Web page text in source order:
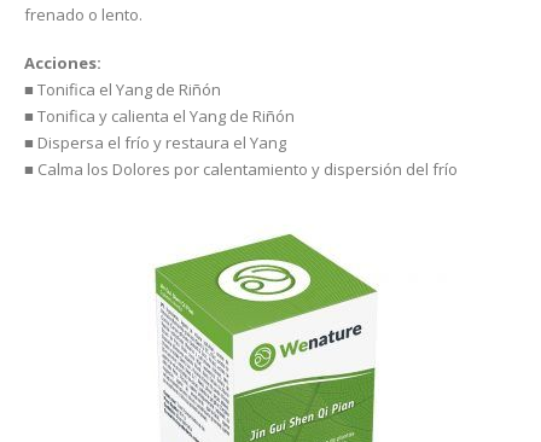
frenado o lento.
Acciones:
■ Tonifica el Yang de Riñón
■ Tonifica y calienta el Yang de Riñón
■ Dispersa el frío y restaura el Yang
■ Calma los Dolores por calentamiento y dispersión del frío